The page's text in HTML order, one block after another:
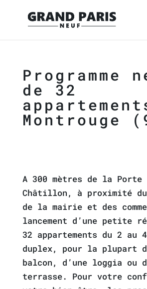
Programme
de 32
Montrouge
A 300 mètres de la Porte
Châtillon, à proximité
de la mairie et des
lancement d’une petite
32 appartements du 2 au
duplex, pour la plupart
balcon, d’une loggia ou
terrasse. Pour votre